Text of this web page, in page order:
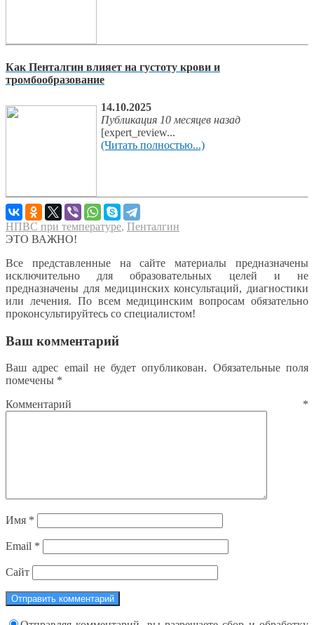
Как Пенталгин влияет на густоту крови и
тромбообразование
14.10.2025
Публикация 10 месяцев назад
[expert_review...
(Читать полностью...)
НПВС при температуре, Пенталгин
ЭТО ВАЖНО!
Все представленные на сайте материалы предназначены
исключительно для образовательных целей и не
предназначены для медицинских консультаций, диагностики
или лечения. По всем медицинским вопросам обязательно
проконсультируйтесь со специалистом!
Ваш комментарий
Ваш адрес email не будет опубликован. Обязательные поля
помечены *
Комментарий *
Имя *
Email *
Сайт